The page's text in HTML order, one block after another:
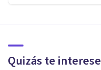
Quizás te interese